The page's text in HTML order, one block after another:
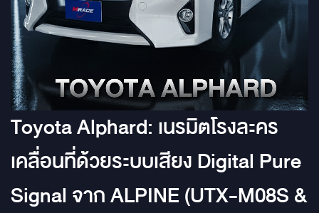
Toyota Alphard: เนรมิตโรงละคร
เคลื่อนที่ด้วยระบบเสียง Digital Pure
Signal จาก ALPINE (UTX-M08S &